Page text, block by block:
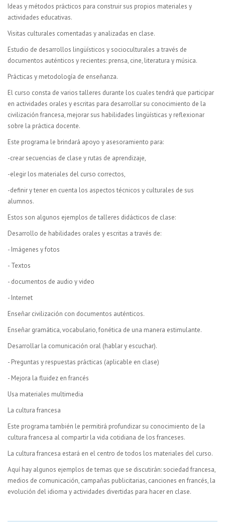
Ideas y métodos prácticos para construir sus propios materiales y
actividades educativas.
Visitas culturales comentadas y analizadas en clase.
Estudio de desarrollos lingüísticos y socioculturales a través de
documentos auténticos y recientes: prensa, cine, literatura y música.
Prácticas y metodología de enseñanza.
El curso consta de varios talleres durante los cuales tendrá que participar
en actividades orales y escritas para desarrollar su conocimiento de la
civilización francesa, mejorar sus habilidades lingüísticas y reflexionar
sobre la práctica docente.
Este programa le brindará apoyo y asesoramiento para:
-crear secuencias de clase y rutas de aprendizaje,
-elegir los materiales del curso correctos,
-definir y tener en cuenta los aspectos técnicos y culturales de sus
alumnos.
Estos son algunos ejemplos de talleres didácticos de clase:
Desarrollo de habilidades orales y escritas a través de:
- Imágenes y fotos
- Textos
- documentos de audio y video
- Internet
Enseñar civilización con documentos auténticos.
Enseñar gramática, vocabulario, fonética de una manera estimulante.
Desarrollar la comunicación oral (hablar y escuchar).
- Preguntas y respuestas prácticas (aplicable en clase)
- Mejora la fluidez en francés
Usa materiales multimedia
La cultura francesa
Este programa también le permitirá profundizar su conocimiento de la
cultura francesa al compartir la vida cotidiana de los franceses.
La cultura francesa estará en el centro de todos los materiales del curso.
Aquí hay algunos ejemplos de temas que se discutirán: sociedad francesa,
medios de comunicación, campañas publicitarias, canciones en francés, la
evolución del idioma y actividades divertidas para hacer en clase.